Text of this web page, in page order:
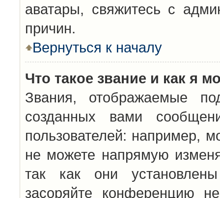
аватары, свяжитесь с
причин.
Вернуться к началу
Что такое звание и как я
Звания, отображаемые
созданных вами
пользователей: например,
не можете напрямую
так как они
засоряйте конференцию